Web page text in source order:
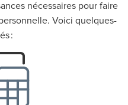
nécessaires pour faire
Voici quelques-
: